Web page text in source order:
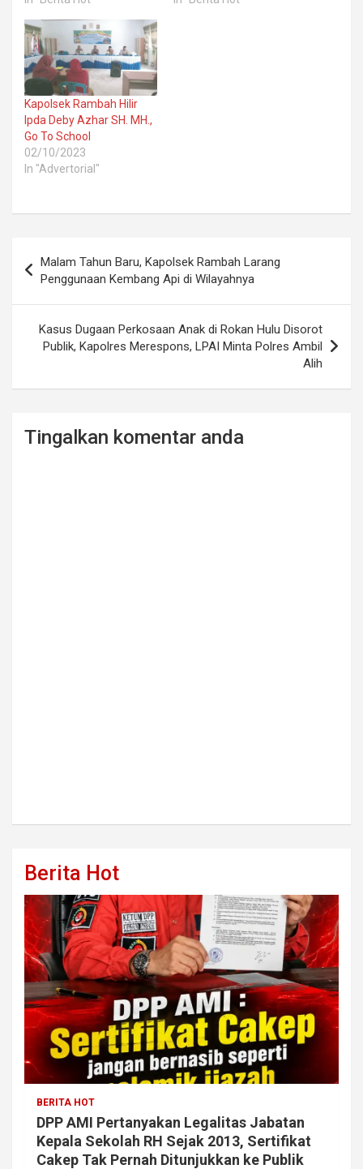
Kapolsek Rambah Hilir
Ipda Deby Azhar SH. MH.,
Go To School
02/10/2023
In "Advertorial"
navigation
Malam Tahun Baru, Kapolsek Rambah Larang
Penggunaan Kembang Api di Wilayahnya
Kasus Dugaan Perkosaan Anak di Rokan Hulu Disorot
Publik, Kapolres Merespons, LPAI Minta Polres Ambil
Alih
Tingalkan komentar anda
Berita Hot
BERITA HOT
DPP AMI Pertanyakan Legalitas Jabatan
Kepala Sekolah RH Sejak 2013, Sertifikat
Cakep Tak Pernah Ditunjukkan ke Publik